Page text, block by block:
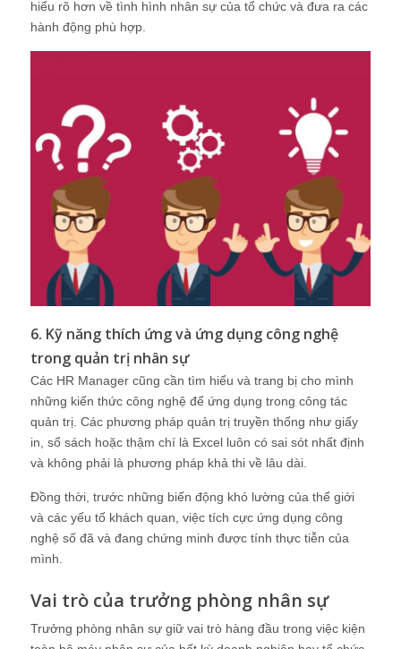
hiểu rõ hơn về tình hình nhân sự của tổ chức và đưa ra các
hành động phù hợp.
6. Kỹ năng thích ứng và ứng dụng công nghệ
trong quản trị nhân sự
Các HR Manager cũng cần tìm hiểu và trang bị cho mình
những kiến thức công nghệ để ứng dụng trong công tác
quản trị. Các phương pháp quản trị truyền thống như giấy
in, sổ sách hoặc thậm chí là Excel luôn có sai sót nhất định
và không phải là phương pháp khả thi về lâu dài.
Đồng thời, trước những biến động khó lường của thế giới
và các yếu tố khách quan, việc tích cực ứng dụng công
nghệ số đã và đang chứng minh được tính thực tiễn của
mình.
Vai trò của trưởng phòng nhân sự
Trưởng phòng nhân sự giữ vai trò hàng đầu trong việc kiện